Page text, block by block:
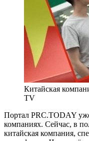
Китайская
TV
Портал PRC.TODAY
компаниях. Сейчас, в
китайская компания,